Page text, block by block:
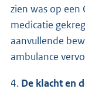
zien was op een
medicatie
aanvullende
ambulance
4. De klacht en